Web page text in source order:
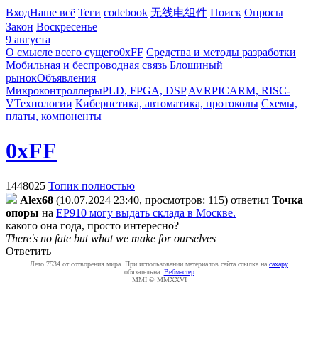
ВходНаше всё Теги codebook 无线电组件 Поиск Опросы
Закон Воскресенье
9 августа
О смысле всего сущего0xFF Средства и методы разработки
Мобильная и беспроводная связь Блошиный
рынокОбъявления
МикроконтроллерыPLD, FPGA, DSP AVRPICARM, RISC-
VТехнологии Кибернетика, автоматика, протоколы Схемы,
платы, компоненты
0xFF
1448025 Топик полностью
Alex68 (10.07.2024 23:40, просмотров: 115) ответил Toчкa
oпopы на EP910 могу выдать склада в Москве.
какого она года, просто интересно?
There's no fate but what we make for ourselves
Ответить
Лето 7534 от сотворения мира. При использовании материалов сайта ссылка на caxapу
обязательна. Вебмастер
MMI © MMXXVI